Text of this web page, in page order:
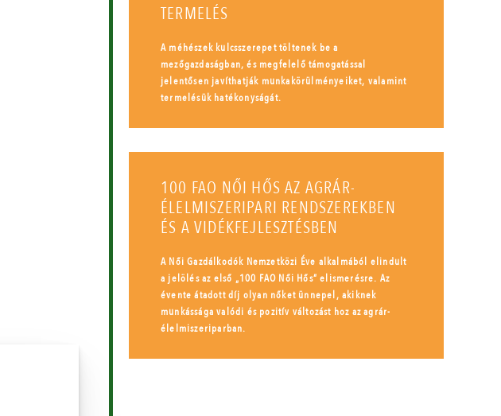
TERMELÉS
A méhészek kulcsszerepet töltenek be a
mezőgazdaságban, és megfelelő támogatással
jelentősen javíthatják munkakörülményeiket, valamint
termelésük hatékonyságát.
100 FAO NŐI HŐS AZ AGRÁR-
ÉLELMISZERIPARI RENDSZEREKBEN
ÉS A VIDÉKFEJLESZTÉSBEN
A Női Gazdálkodók Nemzetközi Éve alkalmából elindult
a jelölés az első „100 FAO Női Hős” elismerésre. Az
évente átadott díj olyan nőket ünnepel, akiknek
munkássága valódi és pozitív változást hoz az agrár-
élelmiszeriparban.